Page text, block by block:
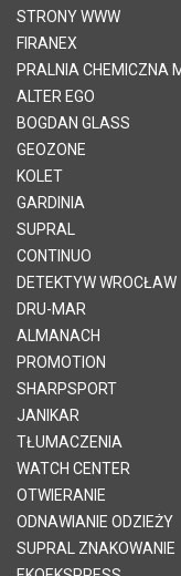
STRONY WWW
FIRANEX
PRALNIA CHEMICZNA
ALTER EGO
BOGDAN GLASS
GEOZONE
KOLET
GARDINIA
SUPRAL
CONTINUO
DETEKTYW WROCŁAW
DRU-MAR
ALMANACH
PROMOTION
SHARPSPORT
JANIKAR
TŁUMACZENIA
WATCH CENTER
OTWIERANIE
ODNAWIANIE ODZIEŻY
SUPRAL ZNAKOWANIE